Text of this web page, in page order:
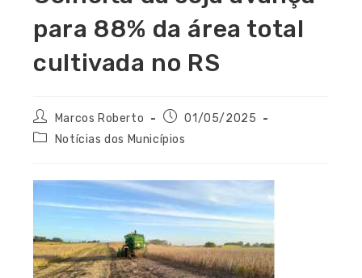
para 88% da área total
cultivada no RS
Marcos Roberto
01/05/2025
Notícias dos Municípios